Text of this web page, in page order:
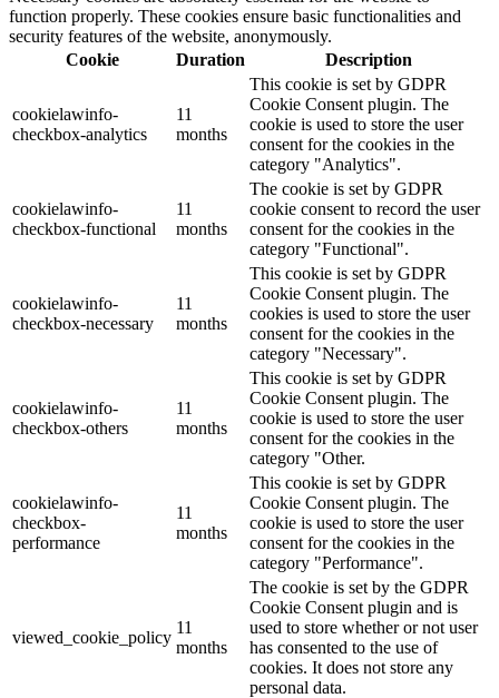
function properly. These cookies ensure basic functionalities and
security features of the website, anonymously.
Cookie
Duration Description
cookielawinfo-
checkbox-analytics
11
months
This cookie is set by GDPR
Cookie Consent plugin. The
cookie is used to store the user
consent for the cookies in the
category "Analytics".
cookielawinfo-
checkbox-functional
11
months
The cookie is set by GDPR
cookie consent to record the user
consent for the cookies in the
category "Functional".
cookielawinfo-
checkbox-necessary
11
months
This cookie is set by GDPR
Cookie Consent plugin. The
cookies is used to store the user
consent for the cookies in the
category "Necessary".
cookielawinfo-
checkbox-others
11
months
This cookie is set by GDPR
Cookie Consent plugin. The
cookie is used to store the user
consent for the cookies in the
category "Other.
cookielawinfo-
checkbox-
performance
11
months
This cookie is set by GDPR
Cookie Consent plugin. The
cookie is used to store the user
consent for the cookies in the
category "Performance".
viewed_cookie_policy
11
months
The cookie is set by the GDPR
Cookie Consent plugin and is
used to store whether or not user
has consented to the use of
cookies. It does not store any
personal data.